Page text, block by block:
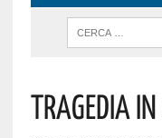
Tragedia